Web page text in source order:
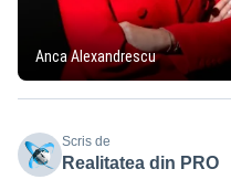
Anca Alexandrescu
Scris de
Realitatea din PRO